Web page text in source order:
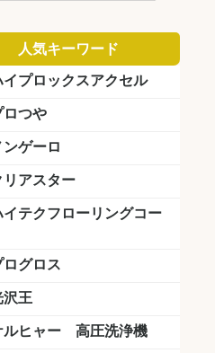
人気キーワード
イプロックスアクセル
ロつや
ンゲーロ
リアスター
イテクフローリングコー
ログロス
沢王
ルヒャー 高圧洗浄機